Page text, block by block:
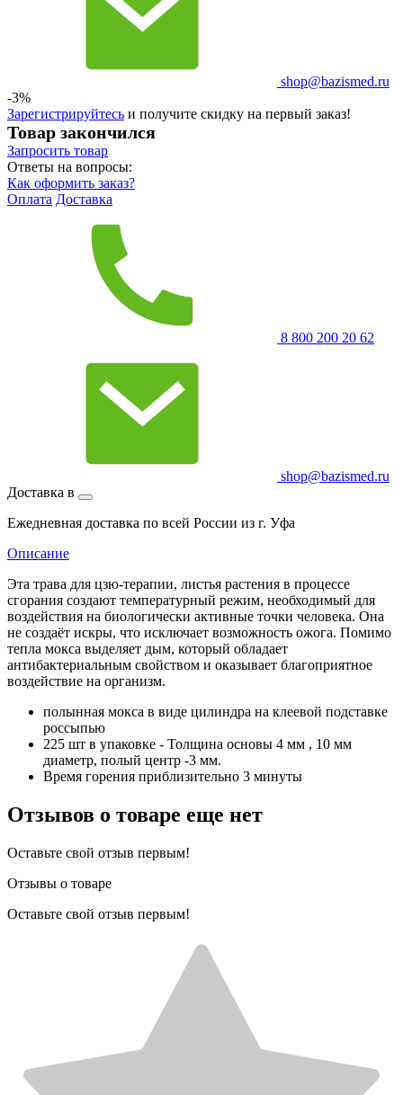
shop@bazismed.ru
-3%
Зарегистрируйтесь и получите скидку на первый заказ!
Товар закончился
Запросить товар
Ответы на вопросы:
Как оформить заказ?
Оплата Доставка
8 800 200 20 62
shop@bazismed.ru
Доставка в
Ежедневная доставка по всей России из г. Уфа
Описание
Эта трава для цзю-терапии, листья растения в процессе
сгорания создают температурный режим, необходимый для
воздействия на биологически активные точки человека. Она
не создаёт искры, что исключает возможность ожога. Помимо
тепла мокса выделяет дым, который обладает
антибактериальным свойством и оказывает благоприятное
воздействие на организм.
полынная мокса в виде цилиндра на клеевой подставке
россыпью
225 шт в упаковке - Толщина основы 4 мм , 10 мм
диаметр, полый центр -3 мм.
Время горения приблизительно 3 минуты
Отзывов о товаре еще нет
Оставьте свой отзыв первым!
Отзывы о товаре
Оставьте свой отзыв первым!